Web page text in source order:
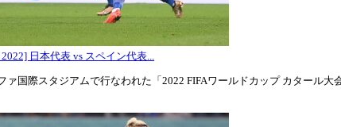
日本代表 vs スペイン代表...
ァ国際スタジアムで行なわれた「2022 FIFAワールドカップ カタール